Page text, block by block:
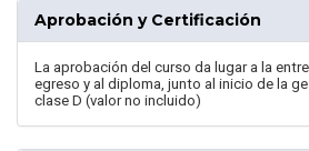
Aprobación y Certificación
La aprobación del curso da lugar a la
egreso y al diploma, junto al inicio de la
clase D (valor no incluido)